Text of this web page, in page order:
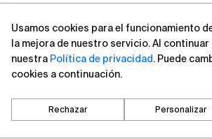
Usamos cookies para el funcionamiento
la mejora de nuestro servicio. Al
nuestra Política de privacidad. Puede
cookies a continuación.
Rechazar Personalizar